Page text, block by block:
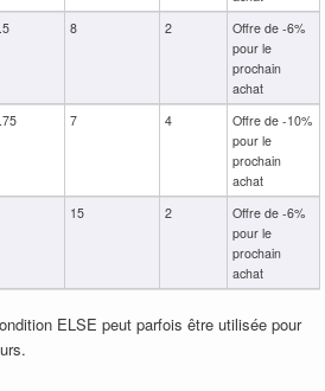
8 2
Offre de -6%
pour le
prochain
achat
7 4
Offre de -10%
pour le
prochain
achat
15 2
Offre de -6%
pour le
prochain
achat
ELSE peut parfois être utilisée pour